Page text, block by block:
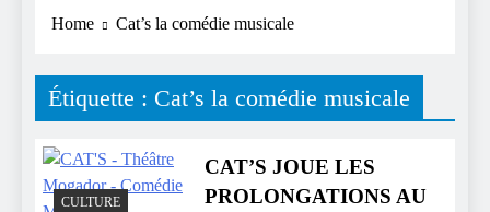
Home Cat’s la comédie musicale
Étiquette : Cat’s la comédie musicale
CULTURE
CAT’S JOUE LES
PROLONGATIONS AU